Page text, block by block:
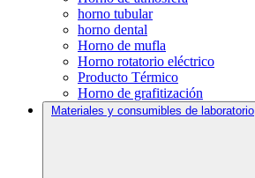
horno tubular
horno dental
Horno de mufla
Horno rotatorio eléctrico
Producto Térmico
Horno de grafitización
Materiales y consumibles de laboratorio